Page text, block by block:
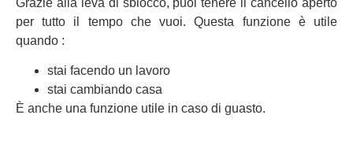
per tutto il tempo che vuoi. Questa funzione è utile
quando :
stai facendo un lavoro
stai cambiando casa
È anche una funzione utile in caso di guasto.